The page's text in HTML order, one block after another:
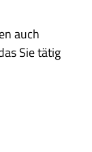
auch
Sie tätig